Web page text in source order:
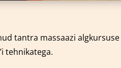
tantra massaazi algkursuse
tehnikatega.